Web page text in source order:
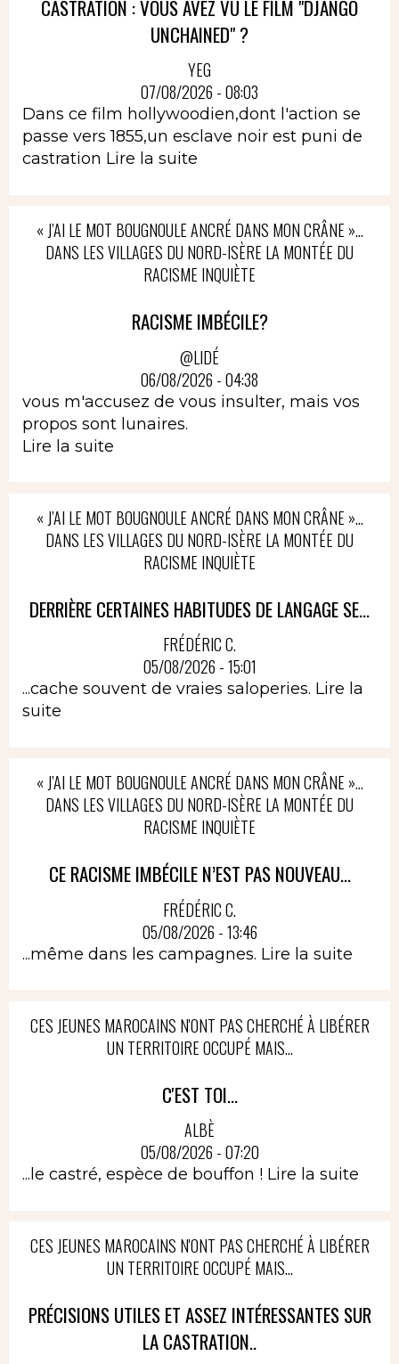
CASTRATION : VOUS AVEZ VU LE FILM "DJANGO
UNCHAINED" ?
YEG
07/08/2026 - 08:03
Dans ce film hollywoodien,dont l'action se
passe vers 1855,un esclave noir est puni de
castration Lire la suite
« J’AI LE MOT BOUGNOULE ANCRÉ DANS MON CRÂNE »…
DANS LES VILLAGES DU NORD-ISÈRE LA MONTÉE DU
RACISME INQUIÈTE
RACISME IMBÉCILE?
@LIDÉ
06/08/2026 - 04:38
vous m'accusez de vous insulter, mais vos
propos sont lunaires.
Lire la suite
« J’AI LE MOT BOUGNOULE ANCRÉ DANS MON CRÂNE »…
DANS LES VILLAGES DU NORD-ISÈRE LA MONTÉE DU
RACISME INQUIÈTE
DERRIÈRE CERTAINES HABITUDES DE LANGAGE SE...
FRÉDÉRIC C.
05/08/2026 - 15:01
...cache souvent de vraies saloperies. Lire la
suite
« J’AI LE MOT BOUGNOULE ANCRÉ DANS MON CRÂNE »…
DANS LES VILLAGES DU NORD-ISÈRE LA MONTÉE DU
RACISME INQUIÈTE
CE RACISME IMBÉCILE N’EST PAS NOUVEAU...
FRÉDÉRIC C.
05/08/2026 - 13:46
...même dans les campagnes. Lire la suite
CES JEUNES MAROCAINS N'ONT PAS CHERCHÉ À LIBÉRER
UN TERRITOIRE OCCUPÉ MAIS...
C'EST TOI...
ALBÈ
05/08/2026 - 07:20
...le castré, espèce de bouffon ! Lire la suite
CES JEUNES MAROCAINS N'ONT PAS CHERCHÉ À LIBÉRER
UN TERRITOIRE OCCUPÉ MAIS...
PRÉCISIONS UTILES ET ASSEZ INTÉRESSANTES SUR
LA CASTRATION..